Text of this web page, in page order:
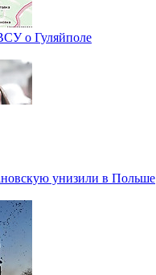
о Гуляйполе
унизили в Польше